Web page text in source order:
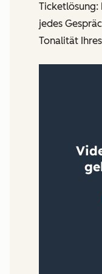
Ticketlösung:
jedes
Tonalität